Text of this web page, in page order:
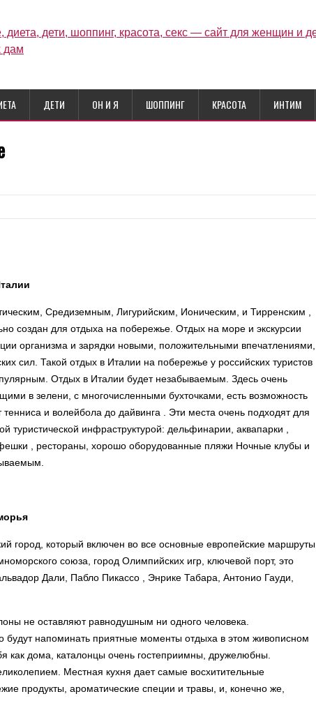
ДЕТИ ОН И Я ШОППИНГ КРАСОТА ИНТИМ
Средиземным, Лигурийским, Ионическим, и Тирренским ,
создан для отдыха на побережье. Отдых на море и экскурсии
организма и зарядки новыми, положительными впечатлениями,
сил. Такой отдых в Италии на побережье у российских туристов
Отдых в Италии будет незабываемым. Здесь очень
в зелени, с многочисленными бухточками, есть возможность
и волейбола до дайвинга . Эти места очень подходят для
туристической инфраструктурой: дельфинарии, аквапарки ,
, рестораны, хорошо оборудованные пляжи Ночные клубы и
город, который включен во все основные европейские маршруты.
союза, город Олимпийских игр, ключевой порт, это
Дали, Пабло Пикассо , Энрике Табара, Антонио Гауди,
не оставляют равнодушным ни одного человека.
будут напоминать приятные моменты отдыха в этом живописном
как дома, каталонцы очень гостеприимны, дружелюбны.
Местная кухня дает самые восхитительные
продукты, ароматические специи и травы, и, конечно же,